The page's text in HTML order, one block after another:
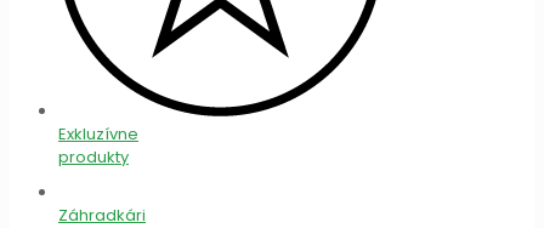
Exkluzívne
produkty
Záhradkári